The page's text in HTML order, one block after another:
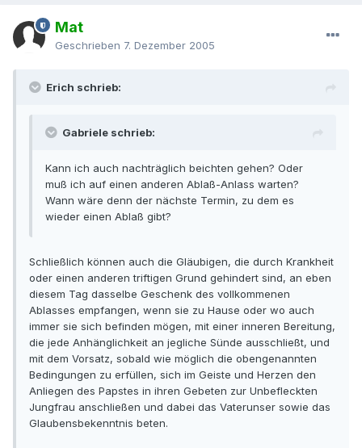
Mat
Geschrieben 7. Dezember 2005
Erich schrieb:
Gabriele schrieb:
Kann ich auch nachträglich beichten gehen? Oder
muß ich auf einen anderen Ablaß-Anlass warten?
Wann wäre denn der nächste Termin, zu dem es
wieder einen Ablaß gibt?
Schließlich können auch die Gläubigen, die durch Krankheit
oder einen anderen triftigen Grund gehindert sind, an eben
diesem Tag dasselbe Geschenk des vollkommenen
Ablasses empfangen, wenn sie zu Hause oder wo auch
immer sie sich befinden mögen, mit einer inneren Bereitung,
die jede Anhänglichkeit an jegliche Sünde ausschließt, und
mit dem Vorsatz, sobald wie möglich die obengenannten
Bedingungen zu erfüllen, sich im Geiste und Herzen den
Anliegen des Papstes in ihren Gebeten zur Unbefleckten
Jungfrau anschließen und dabei das Vaterunser sowie das
Glaubensbekenntnis beten.